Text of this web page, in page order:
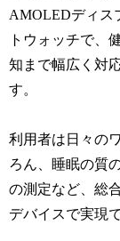
AMOLEDディス
トウォッチで、
知まで幅広く対
す。
利用者は日々の
ろん、睡眠の質
の測定など、総
デバイスで実現